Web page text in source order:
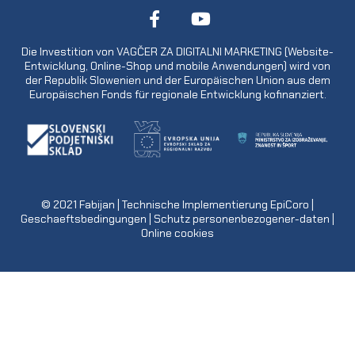
Die Investition von VAGČER ZA DIGITALNI MARKETING (Website-
Entwicklung, Online-Shop und mobile Anwendungen) wird von
der Republik Slowenien und der Europäischen Union aus dem
Europäischen Fonds für regionale Entwicklung kofinanziert.
© 2021 Fabijan | Technische Implementierung EpiCoro
Geschaeftsbedingungen Schutz personenbezogener-daten
Online cookies